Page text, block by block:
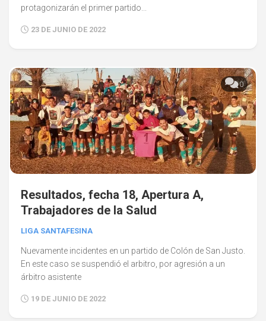
protagonizarán el primer partido...
23 DE JUNIO DE 2022
0
Resultados, fecha 18, Apertura A,
Trabajadores de la Salud
LIGA SANTAFESINA
Nuevamente incidentes en un partido de Colón de San Justo.
En este caso se suspendió el arbitro, por agresión a un
árbitro asistente
19 DE JUNIO DE 2022